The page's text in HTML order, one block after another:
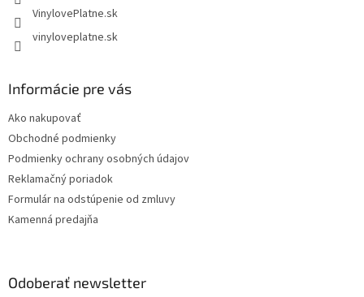
VinylovePlatne.sk
vinyloveplatne.sk
Informácie pre vás
Ako nakupovať
Obchodné podmienky
Podmienky ochrany osobných údajov
Reklamačný poriadok
Formulár na odstúpenie od zmluvy
Kamenná predajňa
Odoberať newsletter